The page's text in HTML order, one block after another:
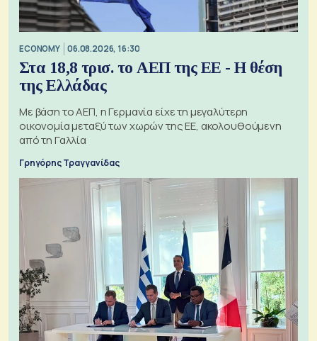
ECONOMY 06.08.2026, 16:30
Στα 18,8 τρισ. το ΑΕΠ της ΕΕ - Η θέση
της Ελλάδας
Με βάση το ΑΕΠ, η Γερμανία είχε τη μεγαλύτερη
οικονομία μεταξύ των χωρών της ΕΕ, ακολουθούμενη
από τη Γαλλία
Γρηγόρης Τραγγανίδας